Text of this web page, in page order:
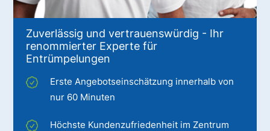
Zuverlässig und vertrauenswürdig - Ihr
renommierter Experte für
Entrümpelungen
Erste Angebotseinschätzung innerhalb von
nur 60 Minuten
Höchste Kundenzufriedenheit im Zentrum